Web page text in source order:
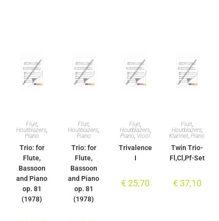
Fluit,
Houtblazers
Piano
Trio: for
Flute,
Bassoon
and Piano
op. 81
(1978)
Fluit,
Houtblazers
Piano
Trio: for
Flute,
Bassoon
and Piano
op. 81
(1978)
Fluit
Houtblazers,
Piano Viool
Trivalence
I
€25,70
Fluit
Houtblazers,
Klarinet ,Piano
Twin Trio-
Fl,Cl,Pf-Set
€37,10